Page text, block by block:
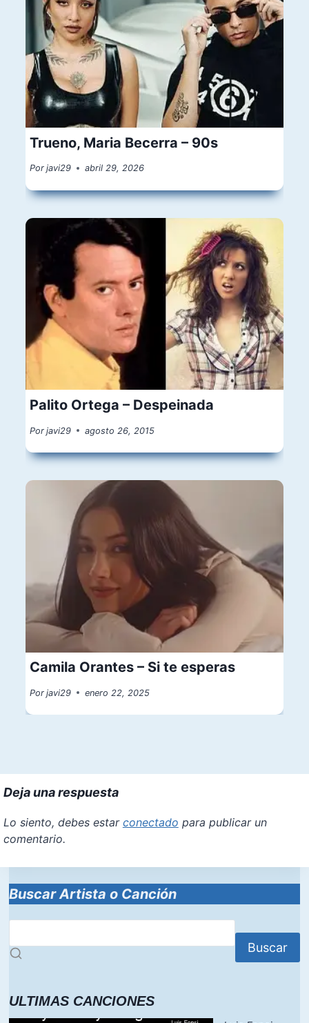
Trueno, Maria Becerra – 90s
Por javi29 abril 29, 2026
Palito Ortega – Despeinada
Por javi29 agosto 26, 2015
Camila Orantes – Si te esperas
Por javi29 enero 22, 2025
Deja una respuesta
Lo siento, debes estar conectado para publicar un
comentario.
Buscar Artista o Canción
Buscar
ULTIMAS CANCIONES